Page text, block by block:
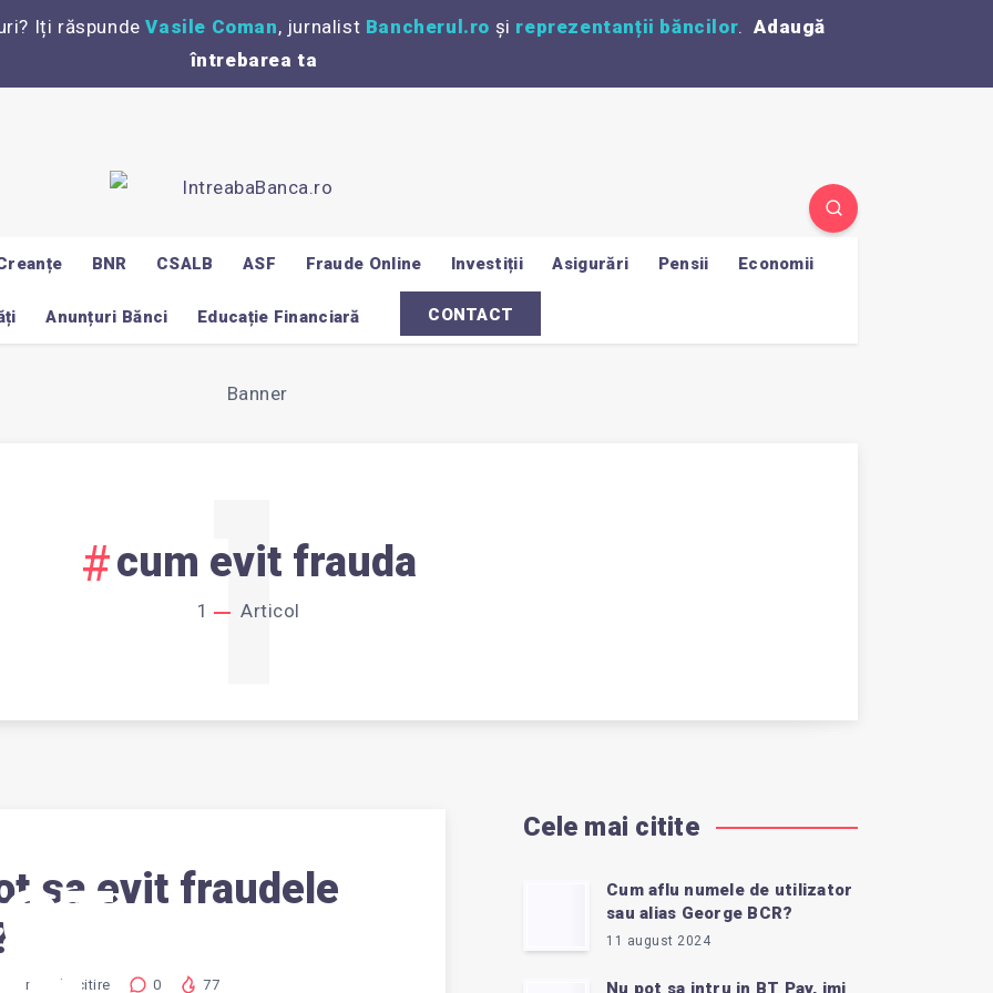
Iți răspundeVasile Coman, jurnalist Bancherul.ro și reprezentanții băncilor. Adaugă
întrebarea ta
BNR CSALB ASF Fraude Online Investiții Asigurări Pensii Economii
Anunțuri Bănci Educație Financiară CONTACT
cum evit frauda
1 Articol
1
sa evit fraudele
min de citire 0 77
Cele mai citite
Cum aflu numele de utilizator
sau alias George BCR?
11 august 2024
Nu pot sa intru in BT Pay, imi